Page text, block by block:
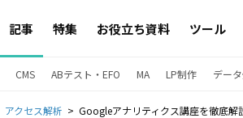
記事 特集 お役立ち資料 ツール
CMS ABテスト・EFO MA LP制作 デー
アクセス解析 Googleアナリティクス講座を徹底解